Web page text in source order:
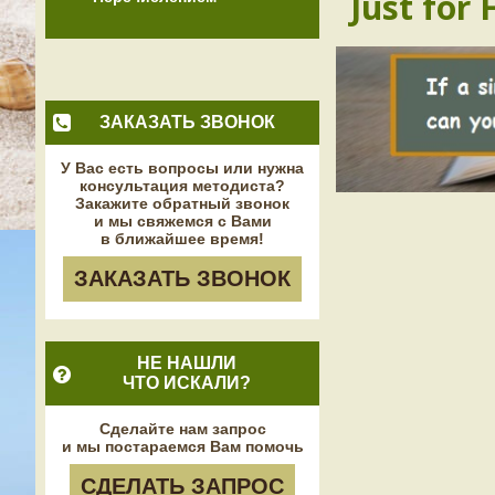
ЗАКАЗАТЬ ЗВОНОК
У Вас есть вопросы или нужна
консультация методиста?
Закажите обратный звонок
и мы свяжемся с Вами
в ближайшее время!
ЗАКАЗАТЬ ЗВОНОК
НЕ НАШЛИ
ЧТО ИСКАЛИ?
Сделайте нам запрос
и мы постараемся Вам помочь
СДЕЛАТЬ ЗАПРОС